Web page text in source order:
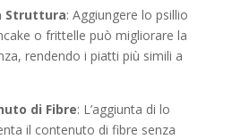
Struttura: Aggiungere lo psillio
o frittelle può migliorare la
rendendo i piatti più simili a
di Fibre: L’aggiunta di lo
il contenuto di fibre senza